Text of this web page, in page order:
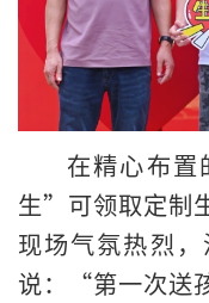
在精心布
生”可领取定制
现场气氛热烈
说：“第一次送